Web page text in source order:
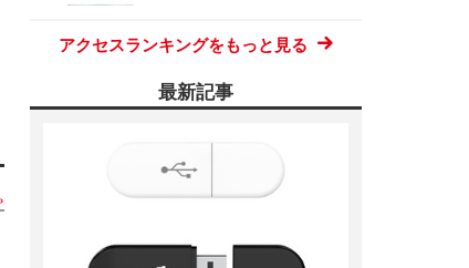
アクセスランキングをもっと見る
最新記事